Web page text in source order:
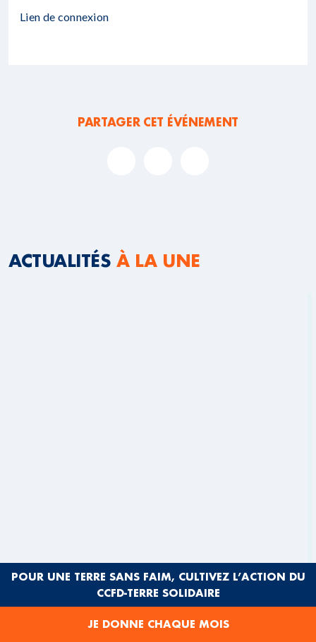
Lien de connexion
PARTAGER CET ÉVÉNEMENT
ACTUALITÉS À LA UNE
ARTICLE
PARCOURS TERRES SOLIDAIRES :
PROMOUVOIR UNE ALIMENTATION DURABLE
POUR UNE TERRE SANS FAIM, CULTIVEZ L’ACTION DU
CCFD-TERRE SOLIDAIRE
JE DONNE CHAQUE MOIS